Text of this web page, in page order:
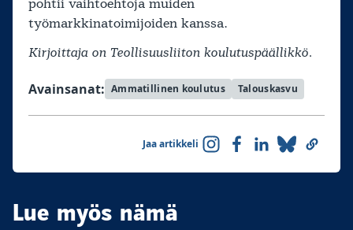
pohtii vaihtoehtoja muiden
työmarkkinatoimijoiden kanssa.
Kirjoittaja on Teollisuusliiton koulutuspäällikkö.
Avainsanat: Ammatillinen koulutus Talouskasvu
Jaa artikkeli
Lue myös nämä